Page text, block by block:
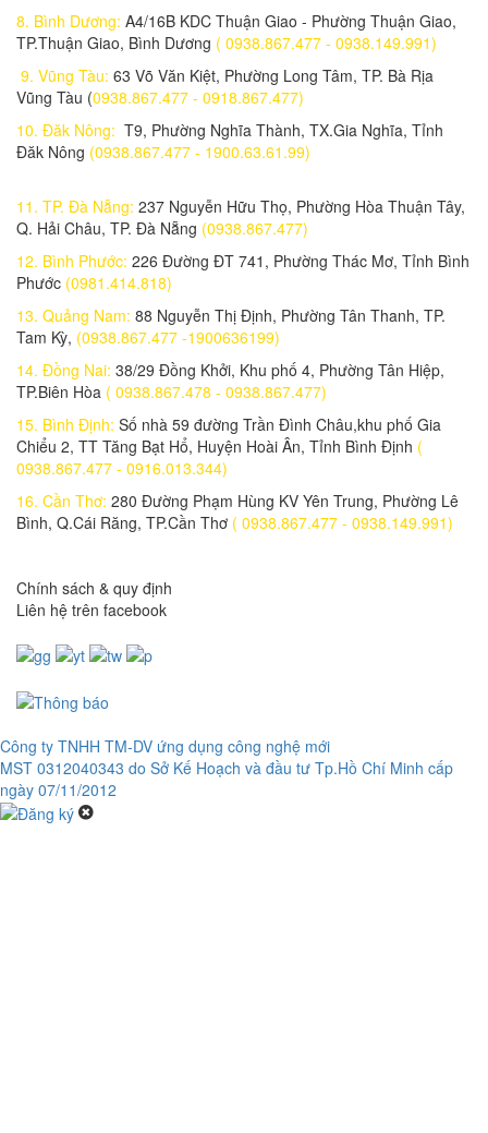
Lắp đặt trọn bộ 1 Camera KBONE 2.0MP KN-H20W
1.100.000 đ950,000 đ
Camera An Ninh Không Thấm Nước EZVIZ C4W-1080P
1,957,000 đ
Camera IP không dây hồng ngoại 2.0 Megapixel EZVIZ C3WN
1,299,000 đ
Quạt Năng Lượng Mặt Trời JindianJD-S88 (JD-S88)
1,780,000 đ
Quạt điện năng lượng mặt trời JD-S888(JD-S888)
1.425.000 đ1,425,000 đ
Đèn năng lượng mặt trời 90w JD-9990s (JD-9990s (90w))
2.475.000 đ 1,190,000 đ
ĐÈN NĂNG LƯỢNG MẶT TRỜI 15w JD-9909 (JD-9909 (15w))
1.050.000 đ1,250,000 đ
Đèn năng lượng mặt trời 50W (JD-X50 (50w))
255.000 đ
450,000 đ
ĐÈN LED NĂNG LƯỢNG MẶT TRỜI 150w JD-A300 (JD-A300 (150w))
ĐÈN LED NĂNG LƯỢNG MẶT TRỜI (JD-A200 (100w))
1.950.000 đ 1,950,000 đ
ĐÈN LED NĂNG LƯỢNG MẶT TRỜI JD-19150 (150w)
2.475.000 đ
2.625.000 đ1,900,000 đ
ĐÈN ĐƯỜNG NLMT JD - Z150 (150w)
2.175.000 đ1,650,000 đ
8. Bình Dương: A4/16B KDC Thuận Giao - Phường Thuận Giao,
TP.Thuận Giao, Bình Dương ( 0938.867.477 - 0938.149.991)
9. Vũng Tàu: 63 Võ Văn Kiệt, Phường Long Tâm, TP. Bà Rịa
Vũng Tàu (0938.867.477 - 0918.867.477)
10. Đăk Nông: T9, Phường Nghĩa Thành, TX.Gia Nghĩa, Tỉnh
Đăk Nông (0938.867.477 - 1900.63.61.99)
11. TP. Đà Nẵng: 237 Nguyễn Hữu Thọ, Phường Hòa Thuận Tây,
Q. Hải Châu, TP. Đà Nẵng (0938.867.477)
12. Bình Phước: 226 Đường ĐT 741, Phường Thác Mơ, Tỉnh Bình
Phước (0981.414.818)
13. Quảng Nam: 88 Nguyễn Thị Định, Phường Tân Thanh, TP.
Tam Kỳ, (0938.867.477 -1900636199)
14. Đồng Nai: 38/29 Đồng Khởi, Khu phố 4, Phường Tân Hiệp,
TP.Biên Hòa ( 0938.867.478 - 0938.867.477)
15. Bình Định: Số nhà 59 đường Trần Đình Châu,khu phố Gia
Chiểu 2, TT Tăng Bạt Hổ, Huyện Hoài Ân, Tỉnh Bình Định (
0938.867.477 - 0916.013.344)
16. Cần Thơ: 280 Đường Phạm Hùng KV Yên Trung, Phường Lê
Bình, Q.Cái Răng, TP.Cần Thơ ( 0938.867.477 - 0938.149.991)
Chính sách & quy định
Liên hệ trên facebook
Công ty TNHH TM-DV ứng dụng công nghệ mới
MST 0312040343 do Sở Kế Hoạch và đầu tư Tp.Hồ Chí Minh cấp
ngày 07/11/2012